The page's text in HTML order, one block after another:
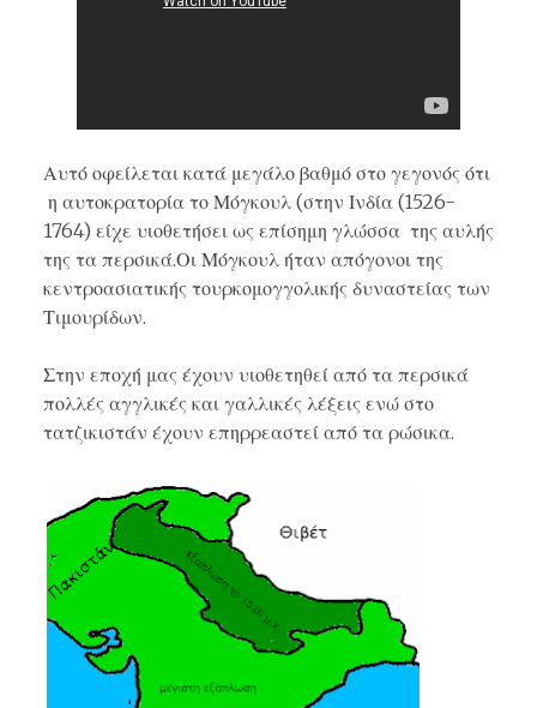
Αυτό οφείλεται κατά μεγάλο βαθμό στο γεγονός ότι
η αυτοκρατορία το Μόγκουλ (στην Ινδία (1526-
1764) είχε υιοθετήσει ως επίσημη γλώσσα της αυλής
της τα περσικά.Οι Μόγκουλ ήταν απόγονοι της
κεντροασιατικής τουρκομογγολικής δυναστείας των
Τιμουρίδων.
Στην εποχή μας έχουν υιοθετηθεί από τα περσικά
πολλές αγγλικές και γαλλικές λέξεις ενώ στο
τατζικιστάν έχουν επηρρεαστεί από τα ρώσικα.